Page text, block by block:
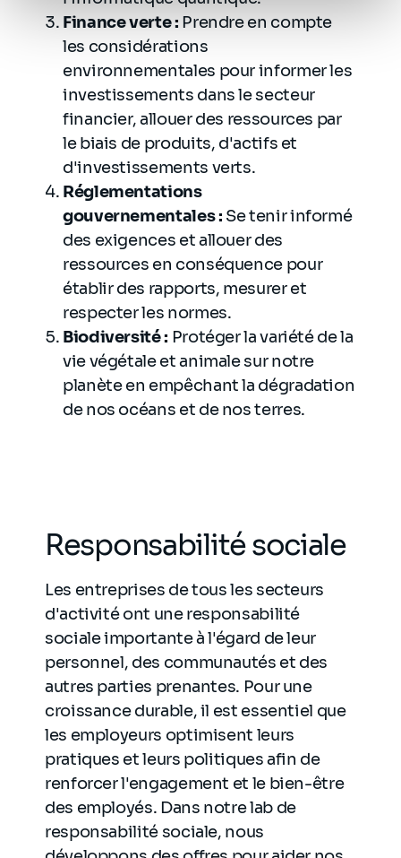
personnel.
Finance verte : Prendre en compte
les considérations
environnementales pour informer les
investissements dans le secteur
financier, allouer des ressources par
le biais de produits, d'actifs et
d'investissements verts.
Réglementations
gouvernementales : Se tenir informé
des exigences et allouer des
ressources en conséquence pour
établir des rapports, mesurer et
respecter les normes.
Biodiversité : Protéger la variété de la
vie végétale et animale sur notre
planète en empêchant la dégradation
de nos océans et de nos terres.
Responsabilité sociale
Les entreprises de tous les secteurs
d'activité ont une responsabilité
sociale importante à l'égard de leur
personnel, des communautés et des
autres parties prenantes. Pour une
croissance durable, il est essentiel que
les employeurs optimisent leurs
pratiques et leurs politiques afin de
renforcer l'engagement et le bien-être
des employés. Dans notre lab de
responsabilité sociale, nous